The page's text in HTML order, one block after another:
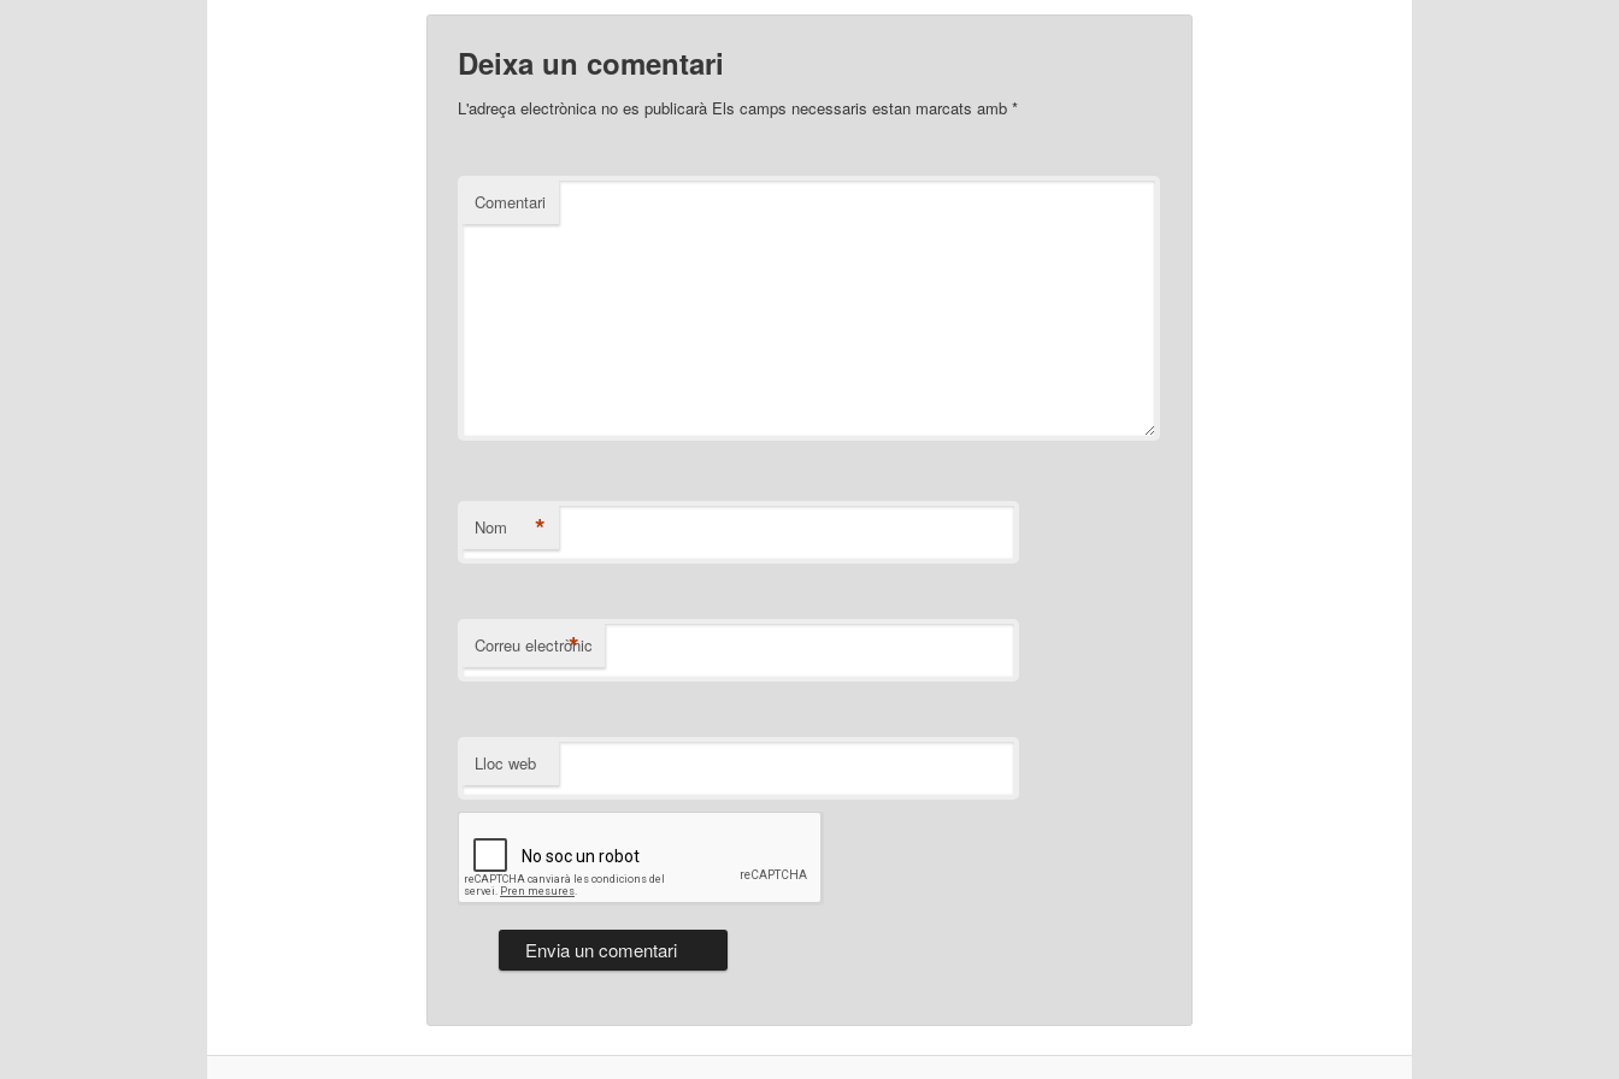
Deixa un comentari
L'adreça electrònica no es publicaràEls camps necessaris estan marcats amb *
Comentari
Nom *
Correu electrònic
*
Lloc web